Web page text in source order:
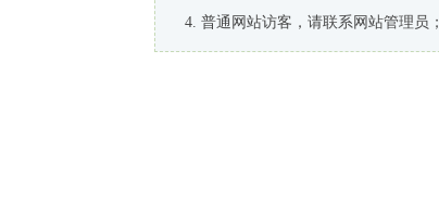
普通网站访客，请联系网站管理员；